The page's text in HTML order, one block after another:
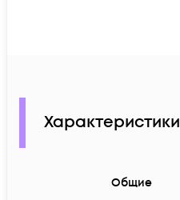
Характеристики
Общие